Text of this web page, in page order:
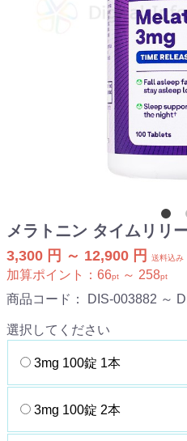
メラトニン タイムリリ
3,300 円 ～ 12,900 円 送料込み
加算ポイント： 66pt ～ 258pt
商品コード： DIS-003882 ～
選択してください
3mg 100錠 1本
3mg 100錠 2本